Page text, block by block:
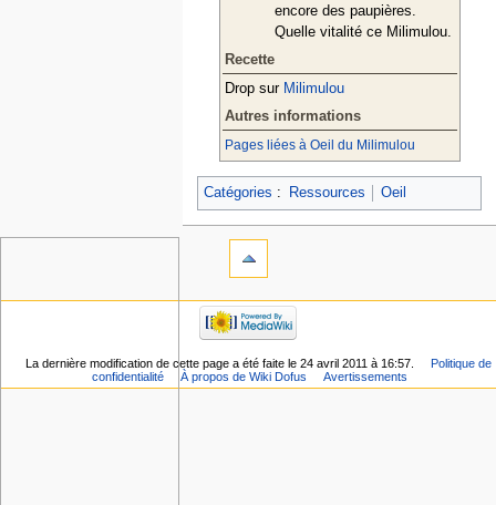
encore des paupières.
Quelle vitalité ce Milimulou.
Recette
Drop sur Milimulou
Autres informations
Pages liées à Oeil du Milimulou
Catégories : Ressources Oeil
La dernière modification de cette page a été faite le 24 avril 2011 à 16:57.
Politique de
confidentialité
À propos de Wiki Dofus Avertissements